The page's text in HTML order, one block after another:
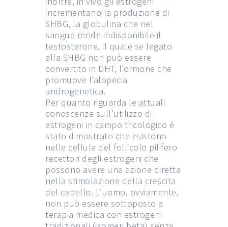
incrementano la produzione di
SHBG, la globulina che nel
sangue rende indisponibile il
testosterone, il quale se legato
alla SHBG non può essere
convertito in DHT, l’ormone che
promuove l’alopecia
androgenetica.
Per quanto riguarda le attuali
conoscenze sull’utilizzo di
estrogeni in campo tricologico è
stato dimostrato che esistono
nelle cellule del follicolo pilifero
recettori degli estrogeni che
possono avere una azione diretta
nella stimolazione della crescita
del capello. L’uomo, ovviamente,
non può essere sottoposto a
terapia medica con estrogeni